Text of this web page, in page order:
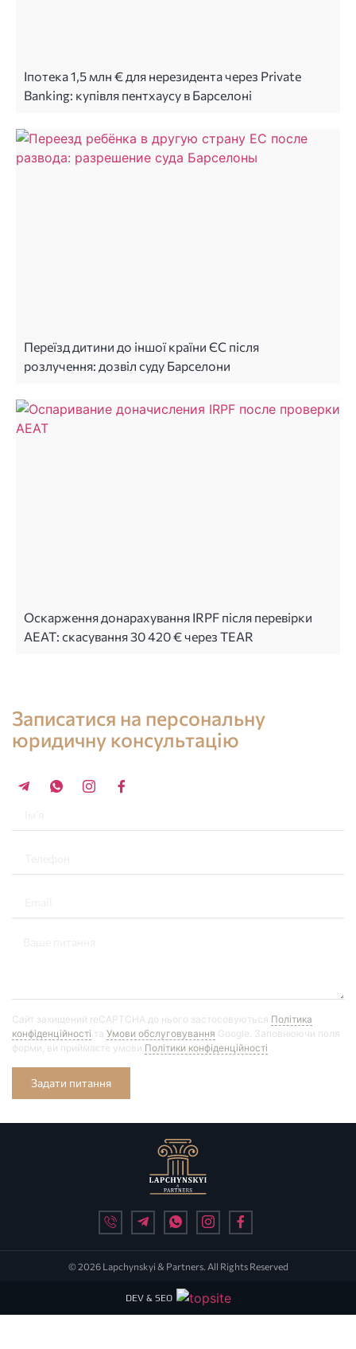
Іпотека 1,5 млн € для нерезидента через Private
Banking: купівля пентхаусу в Барселоні
Переїзд дитини до іншої країни ЄС після
розлучення: дозвіл суду Барселони
Оскарження донарахування IRPF після перевірки
AEAT: скасування 30 420 € через TEAR
Записатися на персональну
юридичну консультацію
Сайт захищений reCAPTCHA до нього застосовуються Політика
конфіденційності та Умови обслуговування Google. Заповнюючи поля
форми, ви приймаєте умови Політики конфіденційності
Задати питання
© 2026 Lapchynskyi & Partners. All Rights Reserved
DEV & SEO